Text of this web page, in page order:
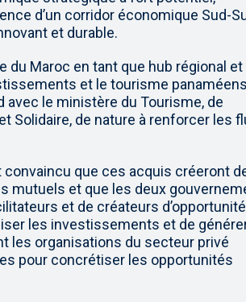
d’un corridor économique Sud-
et durable.
du Maroc en tant que hub régional et
et le tourisme
avec le ministère du Tourisme, de
Solidaire, de nature à renforcer les
que ces acquis créeront
mutuels et que les deux
et de créateurs
les investissements et de
les organisations du secteur privé
pour concrétiser les opportunités